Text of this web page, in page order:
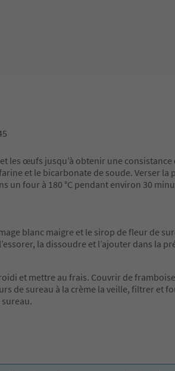
les œufs jusqu’à obtenir une consistance
et le bicarbonate de soude. Verser la
un four à 180 °C pendant environ 30
blanc maigre et le sirop de fleur de
la dissoudre et l’ajouter dans la
et mettre au frais. Couvrir de
de sureau à la crème la veille, filtrer et